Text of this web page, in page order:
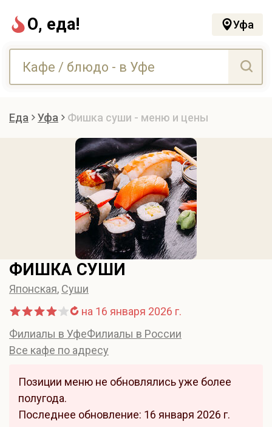
О, еда! Уфа
Еда Уфа Фишка суши - меню и цены
ФИШКА СУШИ
Японская, Суши
на 16 января 2026 г.
Филиалы в УфеФилиалы в России
Все кафе по адресу
Позиции меню не обновлялись уже более
полугода.
Последнее обновление: 16 января 2026 г.